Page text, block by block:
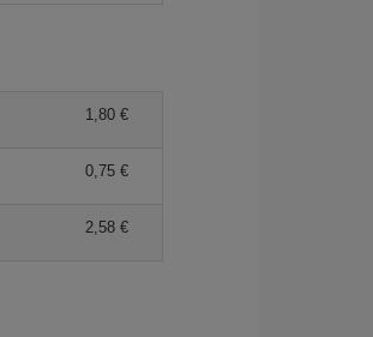
1,80 €
0,75 €
2,58 €